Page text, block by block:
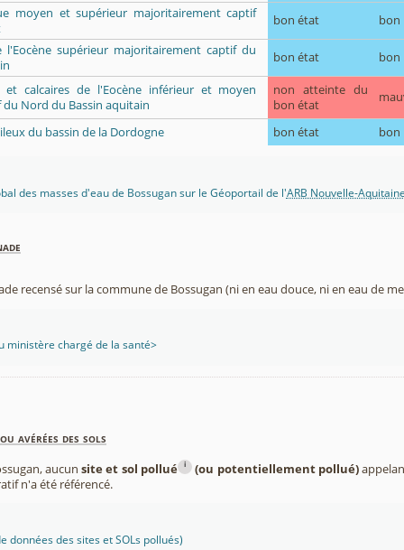
moyen et supérieur majoritairement captif
bon état
bon
l'Eocène supérieur majoritairement captif du
bon état bon
et calcaires de l'Eocène inférieur et moyen
Nord du Bassin aquitain
non atteinte du
bon état
du bassin de la Dordogne bon état bon
des masses d'eau de Bossugan sur le Géoportail de l'ARB Nouvelle-
recensé sur la commune de Bossugan (ni en eau douce, ni en eau de
ministère chargé de la santé>
avérées des sols
aucunsite et sol pollué i (ou potentiellement pollué)
n'a été référencé.
données des sites et SOLs pollués)